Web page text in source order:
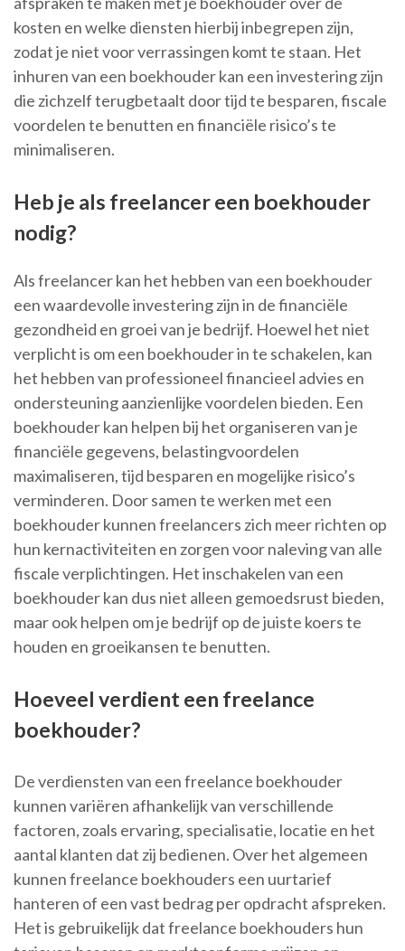
kosten en welke diensten hierbij inbegrepen zijn,
zodat je niet voor verrassingen komt te staan. Het
inhuren van een boekhouder kan een investering zijn
die zichzelf terugbetaalt door tijd te besparen, fiscale
voordelen te benutten en financiële risico’s te
minimaliseren.
Heb je als freelancer een boekhouder
nodig?
Als freelancer kan het hebben van een boekhouder
een waardevolle investering zijn in de financiële
gezondheid en groei van je bedrijf. Hoewel het niet
verplicht is om een boekhouder in te schakelen, kan
het hebben van professioneel financieel advies en
ondersteuning aanzienlijke voordelen bieden. Een
boekhouder kan helpen bij het organiseren van je
financiële gegevens, belastingvoordelen
maximaliseren, tijd besparen en mogelijke risico’s
verminderen. Door samen te werken met een
boekhouder kunnen freelancers zich meer richten op
hun kernactiviteiten en zorgen voor naleving van alle
fiscale verplichtingen. Het inschakelen van een
boekhouder kan dus niet alleen gemoedsrust bieden,
maar ook helpen om je bedrijf op de juiste koers te
houden en groeikansen te benutten.
Hoeveel verdient een freelance
boekhouder?
De verdiensten van een freelance boekhouder
kunnen variëren afhankelijk van verschillende
factoren, zoals ervaring, specialisatie, locatie en het
aantal klanten dat zij bedienen. Over het algemeen
kunnen freelance boekhouders een uurtarief
hanteren of een vast bedrag per opdracht afspreken.
Het is gebruikelijk dat freelance boekhouders hun